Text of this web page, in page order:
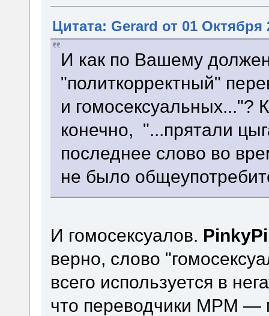
Цитата: Gerard от 01 Октября
И как по Вашему
"политкорректный"
и гомосексуальных..."?
конечно, "...прятали
последнее слово во
не было
И гомосексуалов.
верно, слово
всего используется в
что переводчики МРМ —